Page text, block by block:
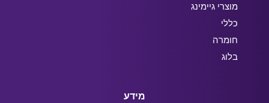
מוצרי גיימינג
כללי
חומרה
בלוג
מידע